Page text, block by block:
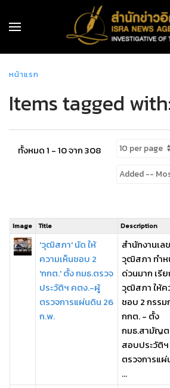
หน้าแรก
Items tagged
ทั้งหมด 1 - 10 จาก 308
Image Title Description
'วุฒิสภา' นัด ให้
ความเห็นชอบ 2
'กกต.' ตั้ง กมธ.ตรวจ
ประวัติฯ คตง.-ผู้
ตรวจการแผ่นดิน 26
ก.พ.
สำนักงานเล
วุฒิสภา ทำ
ด่วนมาก เรี
วุฒิสภา ให้ค
ชอบ 2 กรรม
กกต. - ตั้ง
กมธ.สามัญ
สอบประวัติ
ตรวจการแ
...